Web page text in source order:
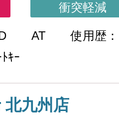
衝突軽減
AT
使用歴
ｷｰ
北九州店